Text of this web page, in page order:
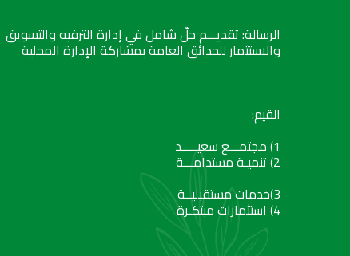
الرسالة: تقديـــم حلّ شامل في إدارة الترفيه والتسويق
والاستثمار للحدائق العامة بمشاركة الإدارة المحلية
القيم:
1) مجتمـــع سعيـــــد
2) تنميـة مستدامـــة
3)خدمات مستقبليــة
4) استثمارات مبتكـرة